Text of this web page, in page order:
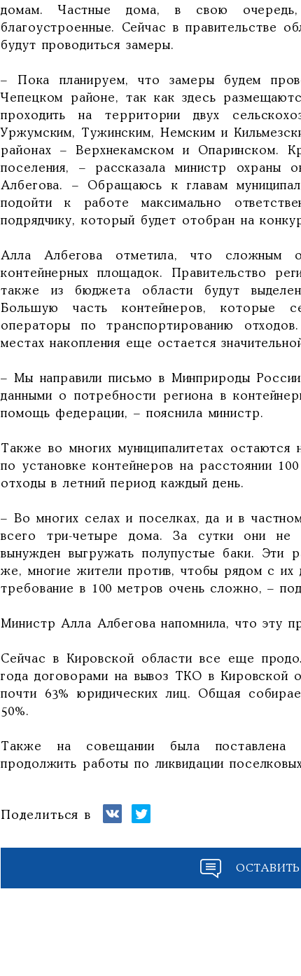
домам. Частные дома, в свою
благоустроенные. Сейчас в правительстве
будут проводиться замеры.
– Пока планируем, что замеры будем
Чепецком районе, так как здесь
проходить на территории двух
Уржумским, Тужинским, Немским и
районах – Верхнекамском и Опаринском.
поселения, – рассказала министр охраны
Албегова. – Обращаюсь к главам
подойти к работе максимально
подрядчику, который будет отобран на
Алла Албегова отметила, что сложным
контейнерных площадок. Правительство
также из бюджета области будут
Большую часть контейнеров, которые
операторы по транспортированию
местах накопления еще остается
– Мы направили письмо в Минприроды
данными о потребности региона в
помощь федерации, – пояснила министр.
Также во многих муниципалитетах остаются
по установке контейнеров на расстоянии
отходы в летний период каждый день.
– Во многих селах и поселках, да и в
всего три-четыре дома. За сутки они не
вынужден выгружать полупустые баки. Эти
же, многие жители против, чтобы рядом с
требование в 100 метров очень сложно, –
Министр Алла Албегова напомнила, что эту
Сейчас в Кировской области все еще
года договорами на вывоз ТКО в Кировской
почти 63% юридических лиц. Общая
50%.
Также на совещании была поставлена
продолжить работы по ликвидации
Поделиться в